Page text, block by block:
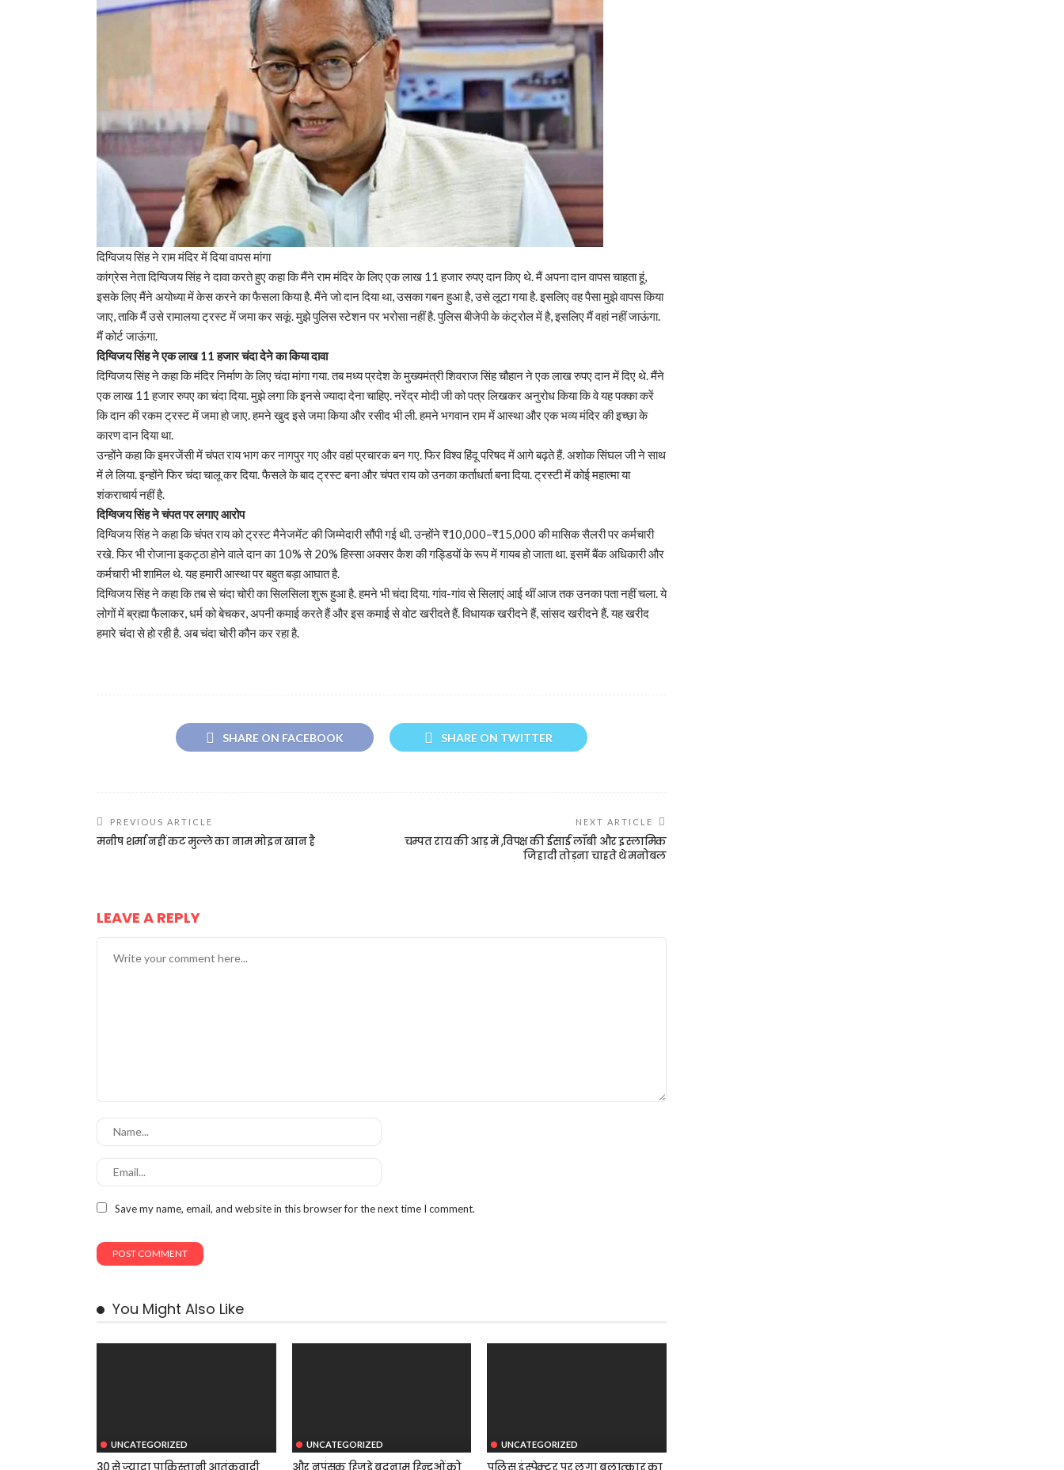
दिग्विजय सिंह ने राम मंदिर में दिया वापस मांगा
कांग्रेस नेता दिग्विजय सिंह ने दावा करते हुए कहा कि मैंने राम मंदिर के लिए एक लाख 11 हजार रुपए दान किए थे. मैं अपना दान वापस चाहता हूं,
इसके लिए मैंने अयोध्या में केस करने का फैसला किया है. मैंने जो दान दिया था, उसका गबन हुआ है, उसे लूटा गया है. इसलिए वह पैसा मुझे वापस किया
जाए, ताकि मैं उसे रामालया ट्रस्ट में जमा कर सकूं. मुझे पुलिस स्टेशन पर भरोसा नहीं है. पुलिस बीजेपी के कंट्रोल में है, इसलिए मैं वहां नहीं जाऊंगा.
मैं कोर्ट जाऊंगा.
दिग्विजय सिंह ने एक लाख 11 हजार चंदा देने का किया दावा
दिग्विजय सिंह ने कहा कि मंदिर निर्माण के लिए चंदा मांगा गया. तब मध्य प्रदेश के मुख्यमंत्री शिवराज सिंह चौहान ने एक लाख रुपए दान में दिए थे. मैंने
एक लाख 11 हजार रुपए का चंदा दिया. मुझे लगा कि इनसे ज्यादा देना चाहिए. नरेंद्र मोदी जी को पत्र लिखकर अनुरोध किया कि वे यह पक्का करें
कि दान की रकम ट्रस्ट में जमा हो जाए. हमने खुद इसे जमा किया और रसीद भी ली. हमने भगवान राम में आस्था और एक भव्य मंदिर की इच्छा के
कारण दान दिया था.
उन्होंने कहा कि इमरजेंसी में चंपत राय भाग कर नागपुर गए और वहां प्रचारक बन गए. फिर विश्व हिंदू परिषद में आगे बढ़ते हैं. अशोक सिंघल जी ने साथ
में ले लिया. इन्होंने फिर चंदा चालू कर दिया. फैसले के बाद ट्रस्ट बना और चंपत राय को उनका कर्ताधर्ता बना दिया. ट्रस्टी में कोई महात्मा या
शंकराचार्य नहीं है.
दिग्विजय सिंह ने चंपत पर लगाए आरोप
दिग्विजय सिंह ने कहा कि चंपत राय को ट्रस्ट मैनेजमेंट की जिम्मेदारी सौंपी गई थी. उन्होंने ₹10,000–₹15,000 की मासिक सैलरी पर कर्मचारी
रखे. फिर भी रोजाना इकट्ठा होने वाले दान का 10% से 20% हिस्सा अक्सर कैश की गड्डियों के रूप में गायब हो जाता था. इसमें बैंक अधिकारी और
कर्मचारी भी शामिल थे. यह हमारी आस्था पर बहुत बड़ा आघात है.
‎दिग्विजय सिंह ने कहा कि तब से चंदा चोरी का सिलसिला शुरू हुआ है. हमने भी चंदा दिया. गांव-गांव से सिलाएं आई थीं आज तक उनका पता नहीं चला. ये
लोगों में ब्रह्मा फैलाकर, धर्म को बेचकर, अपनी कमाई करते हैं और इस कमाई से वोट खरीदते हैं. विधायक खरीदने हैं, सांसद खरीदने हैं. यह खरीद
हमारे चंदा से हो रही है. अब चंदा चोरी कौन कर रहा है.
SHARE ON FACEBOOK SHARE ON TWITTER
PREVIOUS ARTICLE
मनीष शर्मा नहीं कट मुल्ले का नाम मोइन खान है
NEXT ARTICLE
चम्पत राय की आड़ में ,विपक्ष की ईसाई लॉबी और इस्लामिक
जिहादी तोड़ना चाहते थे मनोबल
LEAVE A REPLY
Save my name, email, and website in this browser for the next time I comment.
You Might Also Like
UNCATEGORIZED UNCATEGORIZED UNCATEGORIZED